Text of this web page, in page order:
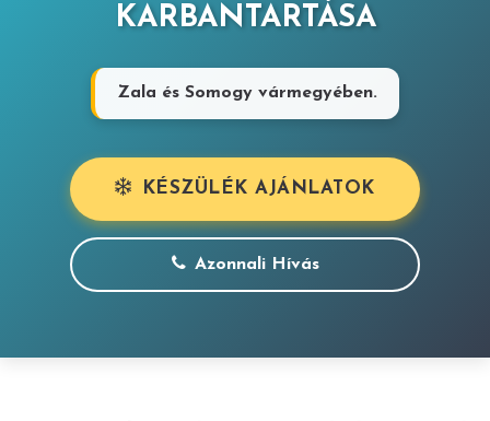
KARBANTARTÁSA
Zala és Somogy vármegyében.
KÉSZÜLÉK AJÁNLATOK
Azonnali Hívás